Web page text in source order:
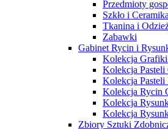
Przedmioty
Szkło i Ceramika
Tkanina i
Zabawki
Gabinet Rycin i
Kolekcja
Kolekcja Pasteli
Kolekcja Pasteli
Kolekcja Rycin
Kolekcja
Kolekcja
Zbiory Sztuki